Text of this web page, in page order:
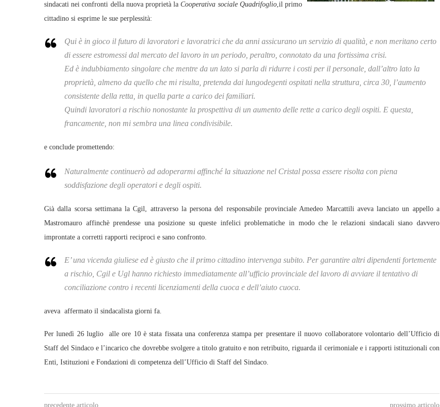
sindacati nei confronti della nuova proprietà laCooperativa sociale Quadrifoglio,il primo
cittadino si esprime le sue perplessità:
Qui è in gioco il futuro di lavoratori e lavoratrici che da anni assicurano un servizio di qualità, e non meritano certo
di essere estromessi dal mercato del lavoro in un periodo, peraltro, connotato da una fortissima crisi.
Ed è indubbiamento singolare che mentre da un lato si parla di ridurre i costi per il personale, dall’altro lato la
proprietà, almeno da quello che mi risulta, pretenda dai lungodegenti ospitati nella struttura, circa 30, l’aumento
consistente della retta, in quella parte a carico dei familiari.
Quindi lavoratori a rischio nonostante la prospettiva di un aumento delle rette a carico degli ospiti. E questa,
francamente, non mi sembra una linea condivisibile.
e conclude promettendo:
Naturalmente continuerò ad adoperarmi affinché la situazione nel Cristal possa essere risolta con piena
soddisfazione degli operatori e degli ospiti.
Già dalla scorsa settimana la Cgil, attraverso la persona del responsabile provinciale Amedeo Marcattili aveva lanciato un appello a
Mastromauro affinchè prendesse una posizione su queste infelici problematiche in modo che le relazioni sindacali siano davvero
improntate a corretti rapporti reciproci e sano confronto.
E’ una vicenda giuliese ed è giusto che il primo cittadino intervenga subito. Per garantire altri dipendenti fortemente
a rischio, Cgil e Ugl hanno richiesto immediatamente all’ufficio provinciale del lavoro di avviare il tentativo di
conciliazione contro i recenti licenziamenti della cuoca e dell’aiuto cuoca.
aveva affermato il sindacalista giorni fa.
Per lunedì 26 luglio alle ore 10 è stata fissata una conferenza stampa per presentare il nuovo collaboratore volontario dell’Ufficio di
Staff del Sindaco e l’incarico che dovrebbe svolgere a titolo gratuito e non retribuito, riguarda il cerimoniale e i rapporti istituzionali con
Enti, Istituzioni e Fondazioni di competenza dell’Ufficio di Staff del Sindaco.
precedente articolo prossimo articolo